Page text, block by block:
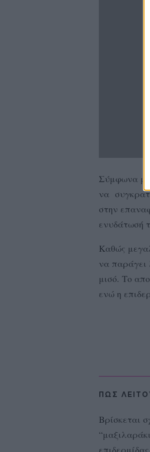
Σύμφωνα με
να
στην
ενυδάτωσή
Καθώς
να παράγει
μισό. Το
ενώ η
ΠΩΣ
Βρίσκεται